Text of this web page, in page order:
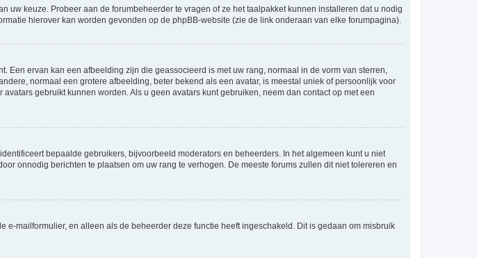
keuze. Probeer aan de forumbeheerder te vragen of ze het taalpakket kunnen installeren dat u nodig
hierover kan worden gevonden op de phpBB-website (zie de link onderaan van elke forumpagina).
ervan kan een afbeelding zijn die geassocieerd is met uw rang, normaal in de vorm van sterren,
normaal een grotere afbeelding, beter bekend als een avatar, is meestal uniek of persoonlijk voor
gebruikt kunnen worden. Als u geen avatars kunt gebruiken, neem dan contact op met een
bepaalde gebruikers, bijvoorbeeld moderators en beheerders. In het algemeen kunt u niet
onnodig berichten te plaatsen om uw rang te verhogen. De meeste forums zullen dit niet tolereren en
mailformulier, en alleen als de beheerder deze functie heeft ingeschakeld. Dit is gedaan om misbruik